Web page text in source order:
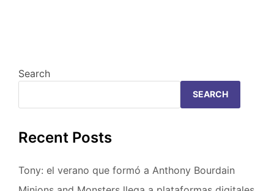
Search
SEARCH
Recent Posts
Tony: el verano que formó a Anthony Bourdain